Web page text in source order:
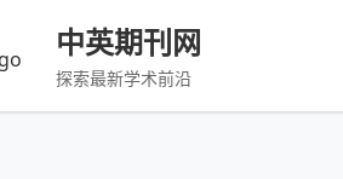
中英期刊网
探索最新学术前沿